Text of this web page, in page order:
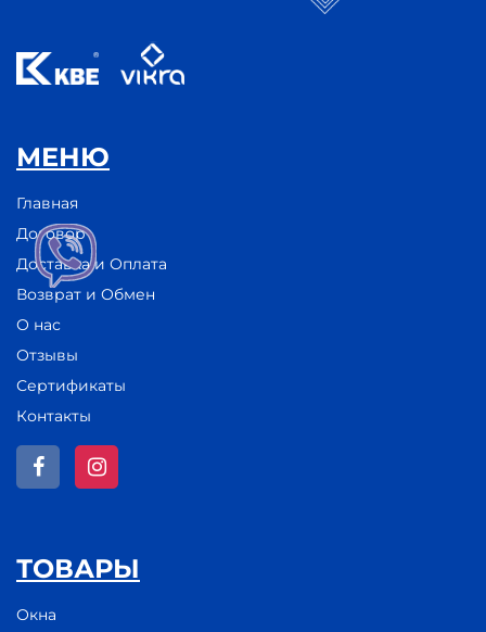
МЕНЮ
Главная
Договор
Доставка и Оплата
Возврат и Обмен
О нас
Отзывы
Сертификаты
Контакты
ТОВАРЫ
Окна